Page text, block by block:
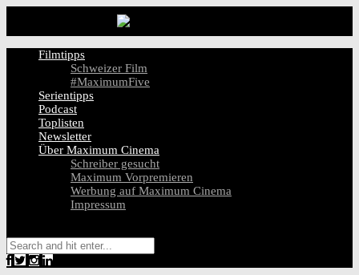
Filmtipps
Schweizer Film
#MaximumFive
Serientipps
Podcast
Toplisten
Newsletter
Über Maximum Cinema
Schreiber gesucht
Maximum Vorpremieren
Werbung auf Maximum Cinema
Impressum